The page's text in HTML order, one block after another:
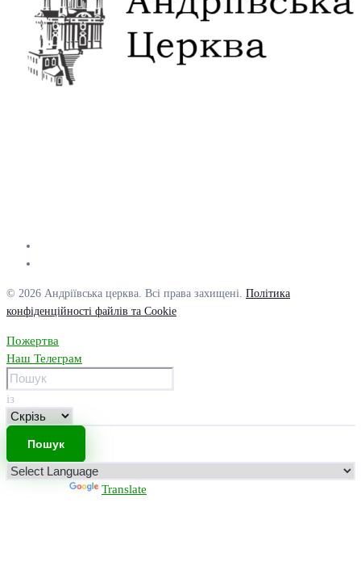
© 2026 Андріївська церква. Всі права захищені. Політика
конфіденційності файлів та Cookie
Пожертва
Наш Телеграм
із
Translate